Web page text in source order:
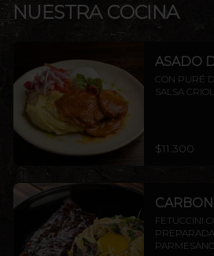
NUESTRA COCINA
ASADO
CON PURÉ
SALSA
$11.300
FETUCCINI